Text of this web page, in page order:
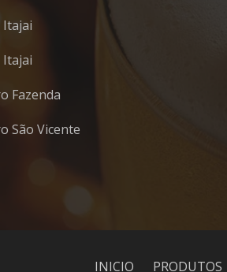
Itajai
Fazenda
São Vicente
INICIO PRODUTOS